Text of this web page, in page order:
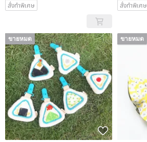
สั่งทำพิเศษ สั่งทำพิเศษ
ขายหมด ขายหมด